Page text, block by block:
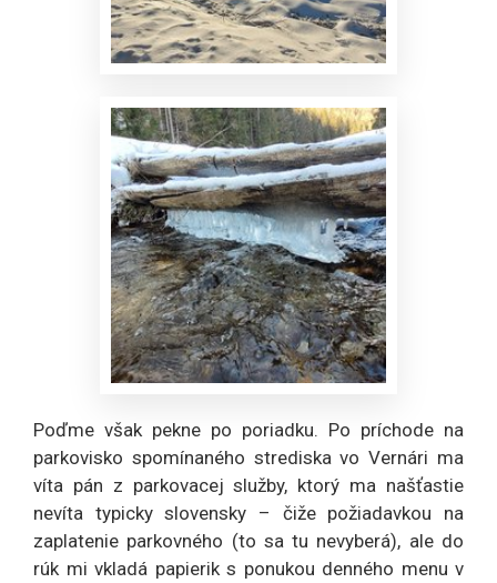
Poďme však pekne po poriadku. Po príchode na
parkovisko spomínaného strediska vo Vernári ma
víta pán z parkovacej služby, ktorý ma našťastie
nevíta typicky slovensky – čiže požiadavkou na
zaplatenie parkovného (to sa tu nevyberá), ale do
rúk mi vkladá papierik s ponukou denného menu v